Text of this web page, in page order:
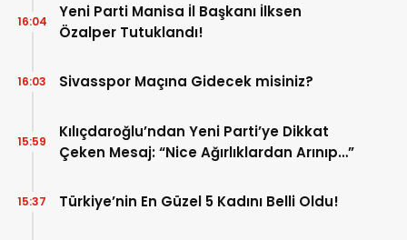
Yeni Parti Manisa İl Başkanı İlksen
Özalper Tutuklandı!
16:04
Sivasspor Maçına Gidecek misiniz?
16:03
Kılıçdaroğlu’ndan Yeni Parti’ye Dikkat
Çeken Mesaj: “Nice Ağırlıklardan Arınıp…”
15:59
Türkiye’nin En Güzel 5 Kadını Belli Oldu!
15:37